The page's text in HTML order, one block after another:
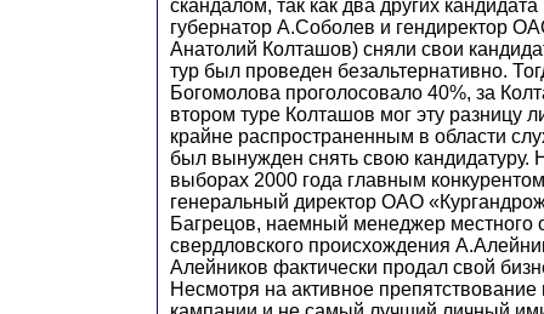
скандалом, так как два других
губернатор А.Соболев и гендиректор
Анатолий Колташов) сняли свои
тур был проведен безальтернативно.
Богомолова проголосовало 40%, за
втором туре Колташов мог эту разницу
крайне распространенным в области
был вынужден снять свою кандидатуру.
выборах 2000 года главным
генеральный директор ОАО
Багрецов, наемный менеджер местного
свердловского происхождения
Алейников фактически продал свой
Несмотря на активное